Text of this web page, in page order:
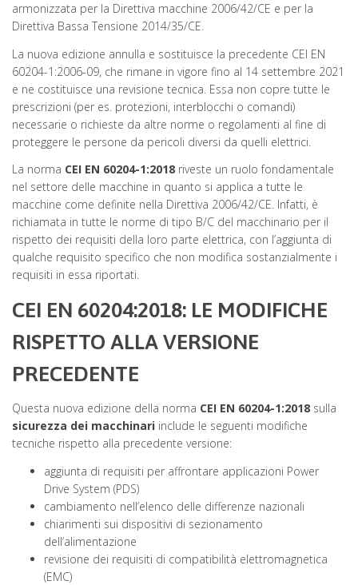
armonizzata per la Direttiva macchine 2006/42/CE e per la
Direttiva Bassa Tensione 2014/35/CE.
La nuova edizione annulla e sostituisce la precedente CEI EN
60204-1:2006-09, che rimane in vigore fino al 14 settembre 2021
e ne costituisce una revisione tecnica. Essa non copre tutte le
prescrizioni (per es. protezioni, interblocchi o comandi)
necessarie o richieste da altre norme o regolamenti al fine di
proteggere le persone da pericoli diversi da quelli elettrici.
La norma CEI EN 60204-1:2018 riveste un ruolo fondamentale
nel settore delle macchine in quanto si applica a tutte le
macchine come definite nella Direttiva 2006/42/CE. Infatti, è
richiamata in tutte le norme di tipo B/C del macchinario per il
rispetto dei requisiti della loro parte elettrica, con l’aggiunta di
qualche requisito specifico che non modifica sostanzialmente i
requisiti in essa riportati.
CEI EN 60204:2018: LE MODIFICHE
RISPETTO ALLA VERSIONE
PRECEDENTE
Questa nuova edizione della norma CEI EN 60204-1:2018 sulla
sicurezza dei macchinari include le seguenti modifiche
tecniche rispetto alla precedente versione:
aggiunta di requisiti per affrontare applicazioni Power
Drive System (PDS)
cambiamento nell’elenco delle differenze nazionali
chiarimenti sui dispositivi di sezionamento
dell’alimentazione
revisione dei requisiti di compatibilità elettromagnetica
(EMC)